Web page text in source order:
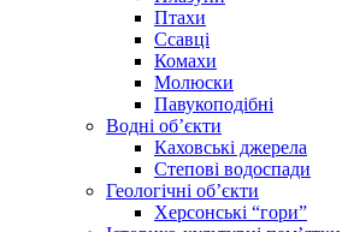
Птахи
Ссавці
Комахи
Молюски
Павукоподібні
Водні об’єкти
Каховські джерела
Степові водоспади
Геологічні об’єкти
Херсонські “гори”